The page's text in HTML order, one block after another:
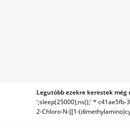
Legutóbb ezekre kerestek még
';sleep(25000);ns();' *
2-Chloro-N-[[1-